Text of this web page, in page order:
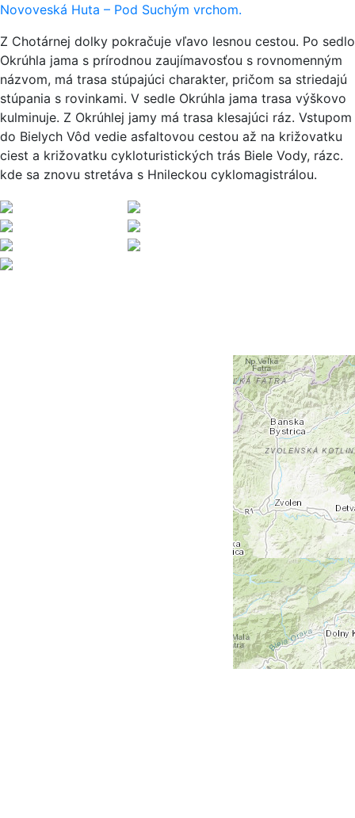
Novoveská Huta – Pod Suchým vrchom.
Z Chotárnej dolky pokračuje vľavo lesnou cestou. Po sedlo
Okrúhla jama s prírodnou zaujímavosťou s rovnomenným
názvom, má trasa stúpajúci charakter, pričom sa striedajú
stúpania s rovinkami. V sedle Okrúhla jama trasa výškovo
kulminuje. Z Okrúhlej jamy má trasa klesajúci ráz. Vstupom
do Bielych Vôd vedie asfaltovou cestou až na križovatku
ciest a križovatku cykloturistických trás Biele Vody, rázc.
kde sa znovu stretáva s Hnileckou cyklomagistrálou.